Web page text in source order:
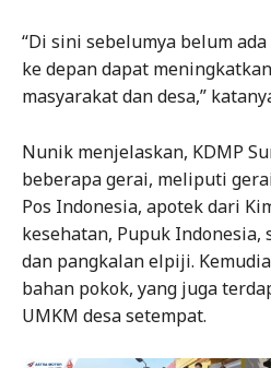
“Di sini sebelumya belum
ke depan dapat
masyarakat dan desa,”
Nunik menjelaskan, KDMP
beberapa gerai, meliputi
Pos Indonesia, apotek dari
kesehatan, Pupuk
dan pangkalan elpiji.
bahan pokok, yang juga
UMKM desa setempat.